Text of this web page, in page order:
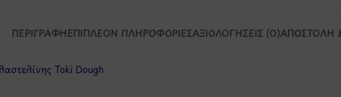
ΠΕΡΙΓΡΑΦΉΕΠΙΠΛΈΟΝ ΠΛΗΡΟΦΟΡΊΕΣΑΞΙΟΛΟΓΉΣΕΙΣ (0)ΑΠΟΣΤΟΛΉ
Toki Dough